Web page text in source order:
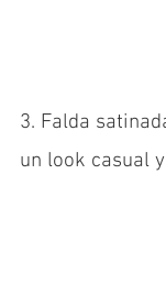
3. Falda
un look casual